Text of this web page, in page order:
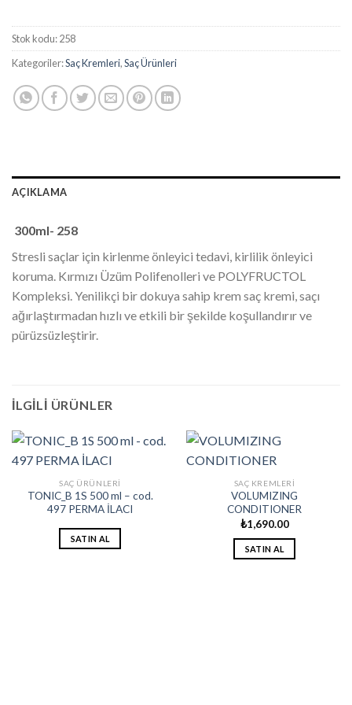
Stok kodu:258
Kategoriler:Saç Kremleri,Saç Ürünleri
AÇIKLAMA
300ml- 258
Stresli saçlar için kirlenme önleyici tedavi, kirlilik önleyici
koruma. Kırmızı Üzüm Polifenolleri ve POLYFRUCTOL
Kompleksi. Yenilikçi bir dokuya sahip krem ​​saç kremi, saçı
ağırlaştırmadan hızlı ve etkili bir şekilde koşullandırır ve
pürüzsüzleştirir.
İLGILI ÜRÜNLER
SAÇ ÜRÜNLERI
TONIC_B 1S 500 ml – cod.
497 PERMA İLACI
SATIN AL
SAÇ KREMLERI
VOLUMIZING
CONDITIONER
₺1,690.00
SATIN AL